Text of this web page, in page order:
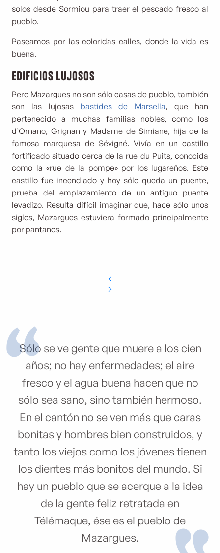
solos desde Sormiou para traer el pescado fresco al
pueblo.
Paseamos por las coloridas calles, donde la vida es
buena.
Edificios lujosos
Pero Mazargues no son sólo casas de pueblo, también
son las lujosas bastides de Marsella, que han
pertenecido a muchas familias nobles, como los
d’Ornano, Grignan y Madame de Simiane, hija de la
famosa marquesa de Sévigné. Vivía en un castillo
fortificado situado cerca de la rue du Puits, conocida
como la «rue de la pompe» por los lugareños. Este
castillo fue incendiado y hoy sólo queda un puente,
prueba del emplazamiento de un antiguo puente
levadizo. Resulta difícil imaginar que, hace sólo unos
siglos, Mazargues estuviera formado principalmente
por pantanos.
Sólo se ve gente que muere a los cien
años; no hay enfermedades; el aire
fresco y el agua buena hacen que no
sólo sea sano, sino también hermoso.
En el cantón no se ven más que caras
bonitas y hombres bien construidos, y
tanto los viejos como los jóvenes tienen
los dientes más bonitos del mundo. Si
hay un pueblo que se acerque a la idea
de la gente feliz retratada en
Télémaque, ése es el pueblo de
Mazargues.